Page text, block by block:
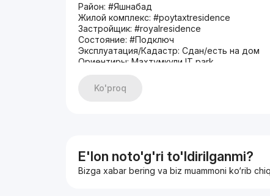
Район: #Яшнабад
Жилой комплекс: #poytaxtresidence
Застройщик: #royalresidence
Состояние: #Подключ
Эксплуатация/Кадастр: Сдан/есть на дом
Ориентиры: Махтумкули IT park
3/5/9
65m2
Цена: 96.000 у.е
Контакт: 900443413
Сардор
Ko'proq
E'lon noto'g'ri to'ldirilganmi?
Bizga xabar bering va biz muammoni ko‘rib